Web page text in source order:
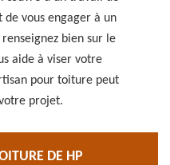
vous engager à un
bien sur le
aide à viser votre
pour toiture peut
projet.
DE HP